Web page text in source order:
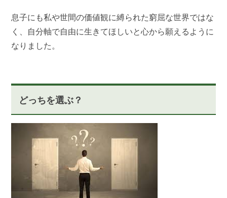
息子にも私や世間の価値観に縛られた窮屈な世界ではな
く、自分軸で自由に生きてほしいと心から願えるように
なりました。
どっちを選ぶ？